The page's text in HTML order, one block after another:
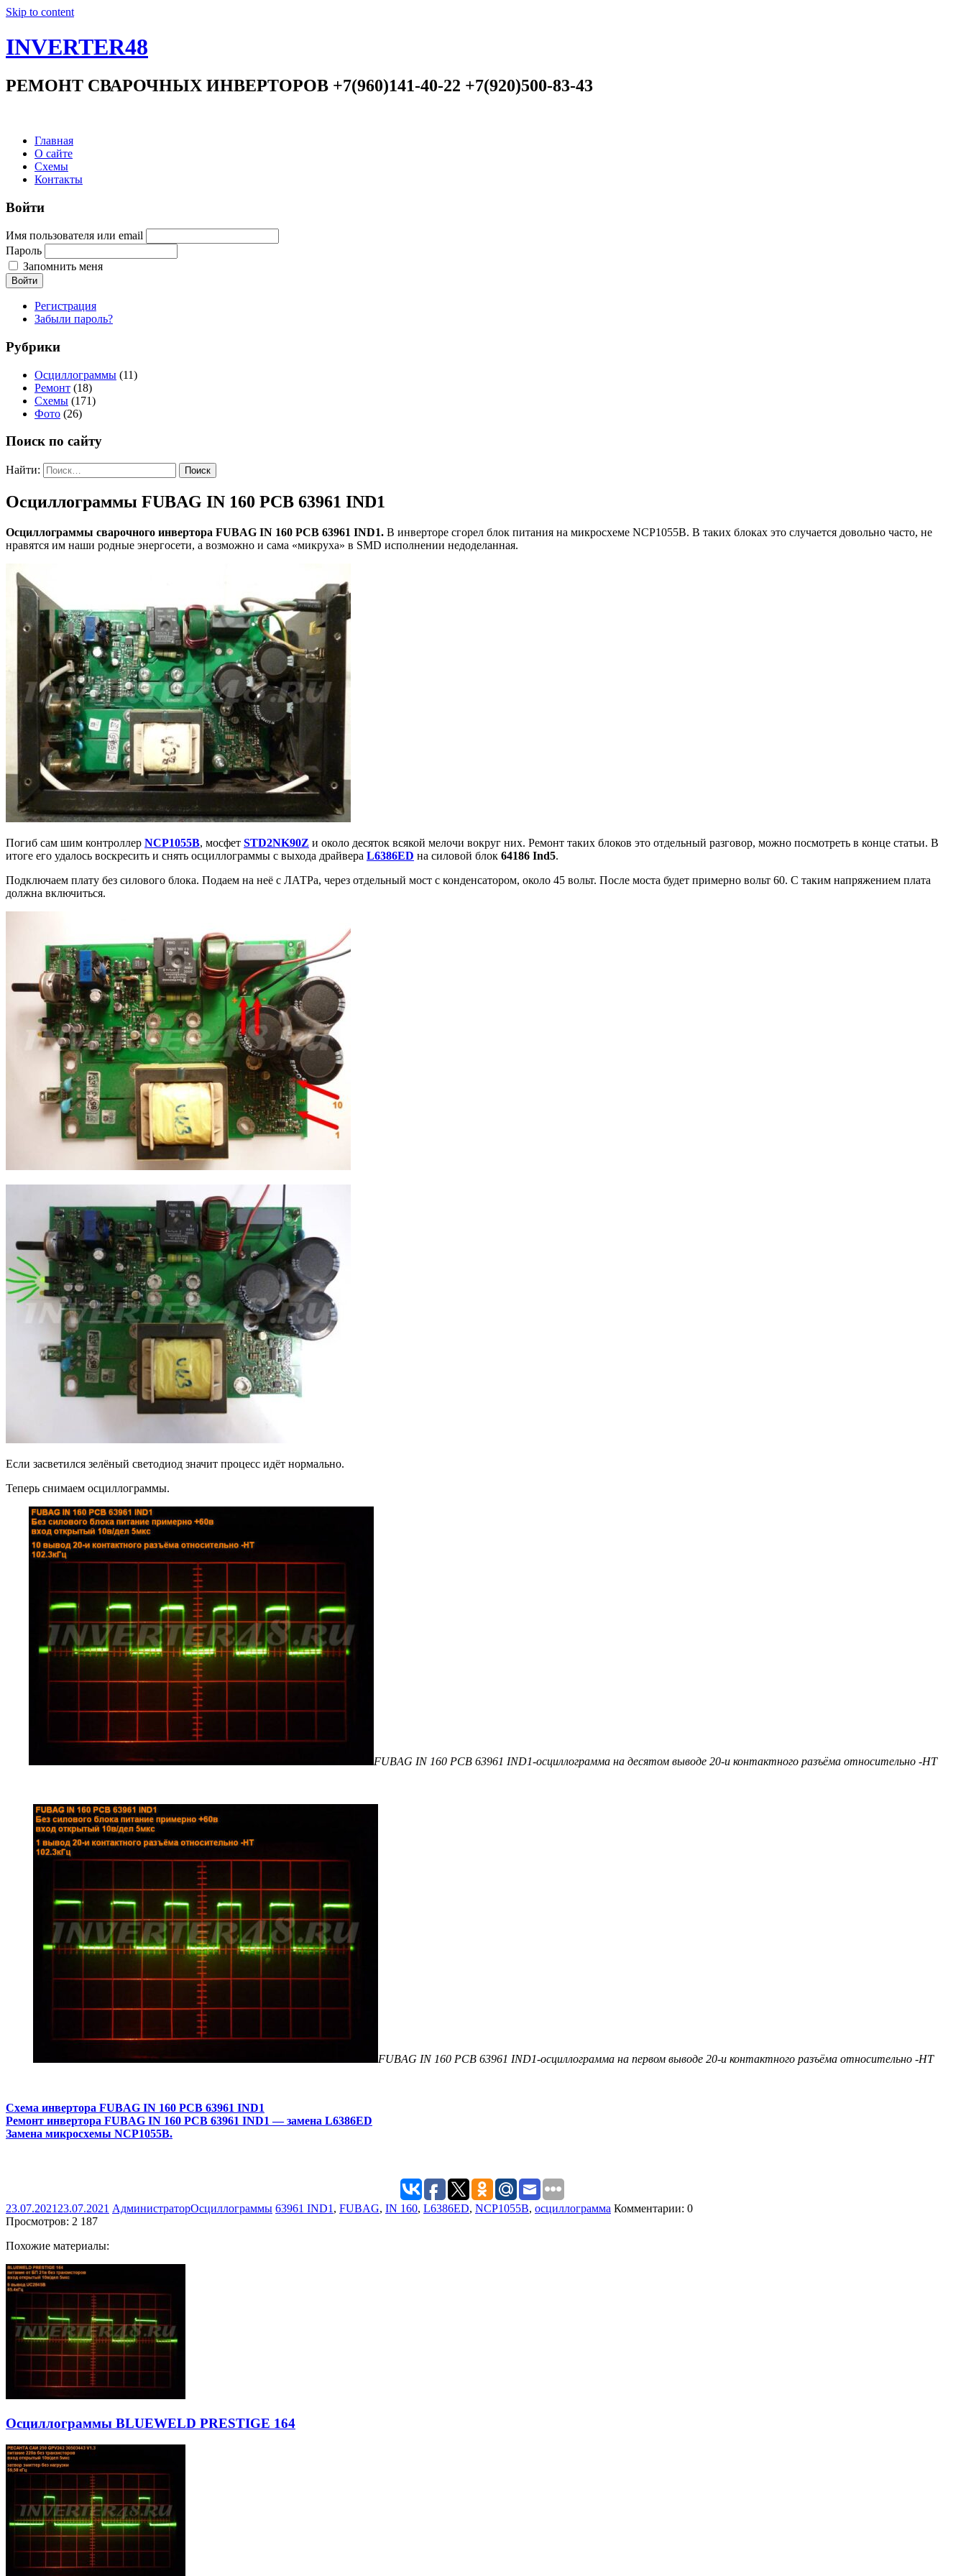
Skip to content
INVERTER48
РЕМОНТ СВАРОЧНЫХ ИНВЕРТОРОВ +7(960)141-40-22 +7(920)500-83-43
Главная
О сайте
Схемы
Контакты
Войти
Имя пользователя или email
Пароль
Запомнить меня
Войти
Регистрация
Забыли пароль?
Рубрики
Осциллограммы (11)
Ремонт (18)
Схемы (171)
Фото (26)
Поиск по сайту
Найти:
Осциллограммы FUBAG IN 160 PCB 63961 IND1
Осциллограммы сварочного инвертора FUBAG IN 160 PCB 63961 IND1. В инверторе сгорел блок питания на микросхеме NCP1055B. В таких блоках это случается довольно часто, не
нравятся им наши родные энергосети, а возможно и сама «микруха» в SMD исполнении недоделанная.
Погиб сам шим контроллер NCP1055B, мосфет STD2NK90Z и около десяток всякой мелочи вокруг них. Ремонт таких блоков это отдельный разговор, можно посмотреть в конце статьи. В
итоге его удалось воскресить и снять осциллограммы с выхода драйвера L6386ED на силовой блок 64186 Ind5.
Подключаем плату без силового блока. Подаем на неё с ЛАТРа, через отдельный мост с конденсатором, около 45 вольт. После моста будет примерно вольт 60. С таким напряжением плата
должна включиться.
Если засветился зелёный светодиод значит процесс идёт нормально.
Теперь снимаем осциллограммы.
FUBAG IN 160 PCB 63961 IND1-осциллограмма на десятом выводе 20-и контактного разъёма относительно -HT
FUBAG IN 160 PCB 63961 IND1-осциллограмма на первом выводе 20-и контактного разъёма относительно -HT
Схема инвертора FUBAG IN 160 PCB 63961 IND1
Ремонт инвертора FUBAG IN 160 PCB 63961 IND1 — замена L6386ED
Замена микросхемы NCP1055B.
23.07.2021 23.07.2021 АдминистраторОсциллограммы 63961 IND1 , FUBAG, IN 160, L6386ED, NCP1055B, осциллограмма Комментарии: 0
Просмотров: 2 187
Похожие материалы:
Осциллограммы BLUEWELD PRESTIGE 164